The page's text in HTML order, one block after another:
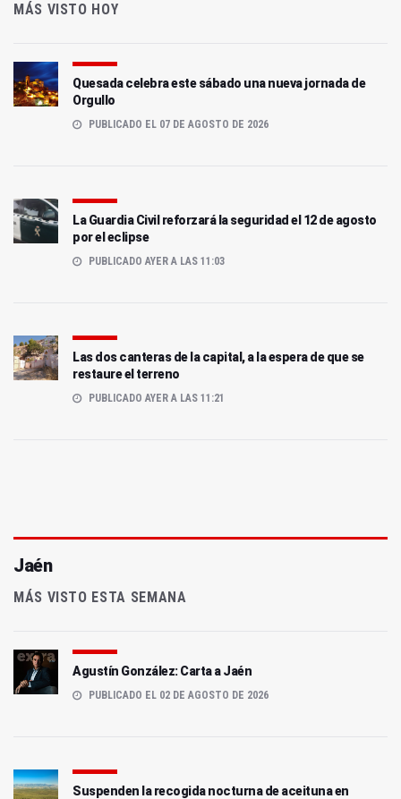
MÁS VISTO HOY
Quesada celebra este sábado una nueva jornada de
Orgullo
PUBLICADO EL 07 DE AGOSTO DE 2026
La Guardia Civil reforzará la seguridad el 12 de agosto
por el eclipse
PUBLICADO AYER A LAS 11:03
Las dos canteras de la capital, a la espera de que se
restaure el terreno
PUBLICADO AYER A LAS 11:21
Jaén
MÁS VISTO ESTA SEMANA
Agustín González: Carta a Jaén
PUBLICADO EL 02 DE AGOSTO DE 2026
Suspenden la recogida nocturna de aceituna en